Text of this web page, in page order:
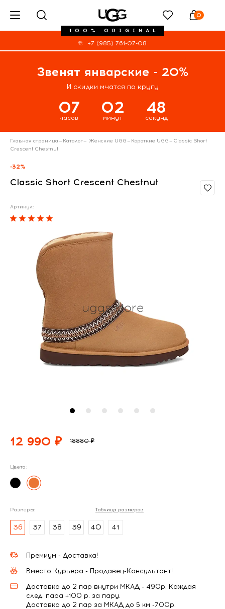
100% ORIGINAL
0
+7 (985) 761-07-08
Звенят январские - 20%
И скидки мчатся по кругу
07
часов
02
минут
48
секунд
Главная страница— Каталог— Женские UGG— Короткие UGG— Classic Short
Crescent Chestnut
-32%
Classic Short Crescent Chestnut
Артикул:
12 990 ₽ 18880 ₽
Цвета:
Размеры: Таблица размеров
36 37 38 39 40 41
Премиум - Доставка!
Вместо Курьера - Продавец-Консультант!
Доставка до 2 пар внутри МКАД - 490р. Каждая
след. пара +100 р. за пару.
Доставка до 2 пар за МКАД до 5 км -700р.